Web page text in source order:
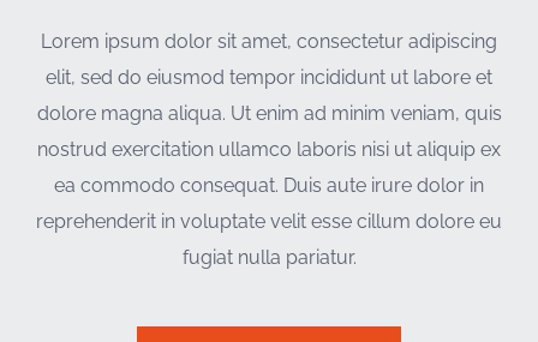
Lorem ipsum dolor sit amet, consectetur adipiscing
elit, sed do eiusmod tempor incididunt ut labore et
dolore magna aliqua. Ut enim ad minim veniam, quis
nostrud exercitation ullamco laboris nisi ut aliquip ex
ea commodo consequat. Duis aute irure dolor in
reprehenderit in voluptate velit esse cillum dolore eu
fugiat nulla pariatur.